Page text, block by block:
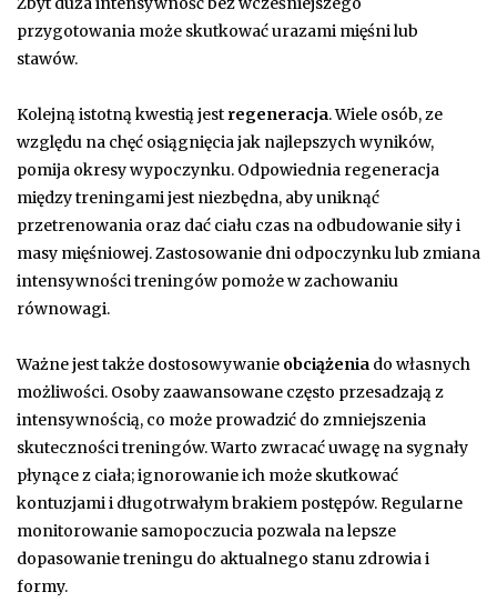
przygotowania może skutkować urazami mięśni lub
stawów.
Kolejną istotną kwestią jest regeneracja. Wiele osób, ze
względu na chęć osiągnięcia jak najlepszych wyników,
pomija okresy wypoczynku. Odpowiednia regeneracja
między treningami jest niezbędna, aby uniknąć
przetrenowania oraz dać ciału czas na odbudowanie siły i
masy mięśniowej. Zastosowanie dni odpoczynku lub zmiana
intensywności treningów pomoże w zachowaniu
równowagi.
Ważne jest także dostosowywanie obciążenia do własnych
możliwości. Osoby zaawansowane często przesadzają z
intensywnością, co może prowadzić do zmniejszenia
skuteczności treningów. Warto zwracać uwagę na sygnały
płynące z ciała; ignorowanie ich może skutkować
kontuzjami i długotrwałym brakiem postępów. Regularne
monitorowanie samopoczucia pozwala na lepsze
dopasowanie treningu do aktualnego stanu zdrowia i
formy.